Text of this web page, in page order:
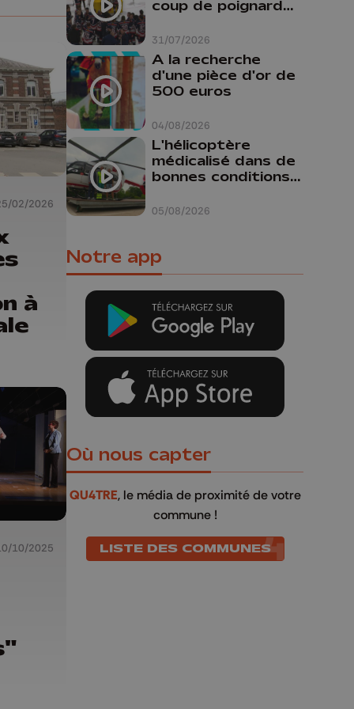
02/2026
à
10/2025
31/07/2026
coup de poignard
04/08/2026
A la recherche
d'une pièce d'or de
500 euros
05/08/2026
L'hélicoptère
médicalisé dans de
bonnes conditions à
Notre app
Où nous capter
QU4TRE, le média de proximité de votre
commune !
LISTE DES COMMUNES